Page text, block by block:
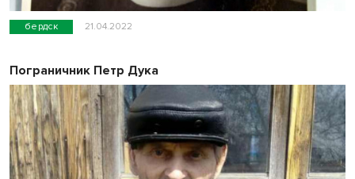
бердск 21.04.2022
Пограничник Петр Дука